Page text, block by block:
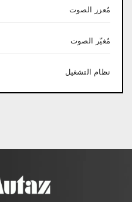
مُعزز الصوت
مُغيّر الصوت
نظام التشغيل